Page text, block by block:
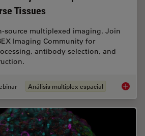
Tissues
source multiplexed imaging. Join
Imaging Community for
antibody selection, and
Análisis multiplex espacial